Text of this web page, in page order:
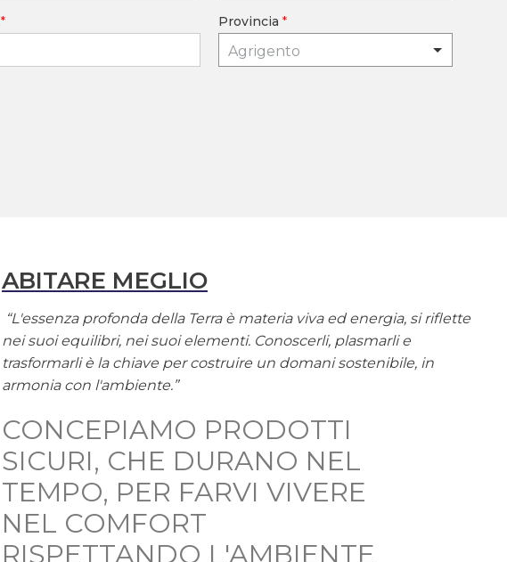
* Provincia*
Agrigento
ABITARE MEGLIO
“L'essenza profonda della Terra è materia viva ed energia, si riflette
nei suoi equilibri, nei suoi elementi. Conoscerli, plasmarli e
trasformarli è la chiave per costruire un domani sostenibile, in
armonia con l'ambiente.”
CONCEPIAMO PRODOTTI
SICURI, CHE DURANO NEL
TEMPO, PER FARVI VIVERE
NEL COMFORT
RISPETTANDO L'AMBIENTE